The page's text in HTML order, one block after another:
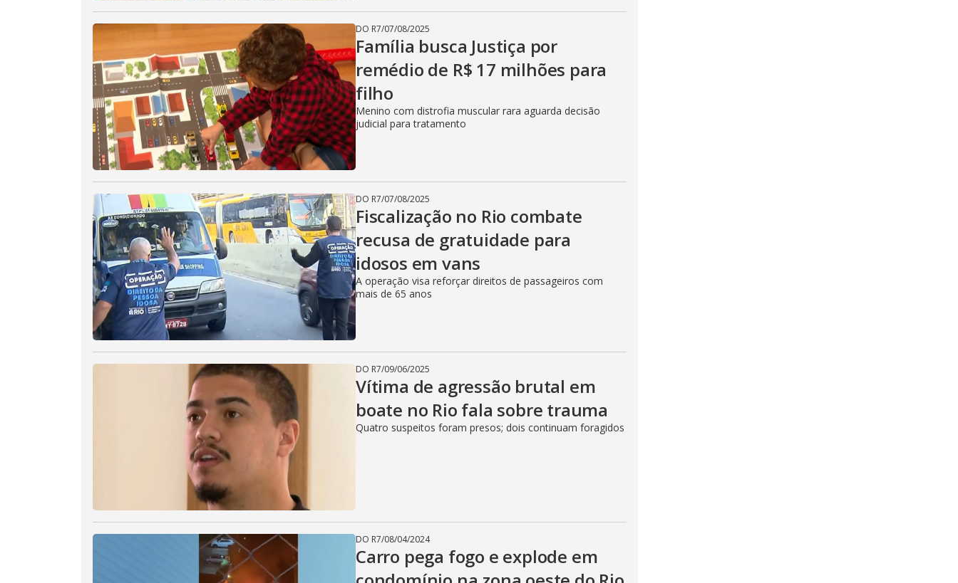
DO R7/07/08/2025
Família busca Justiça por
remédio de R$ 17 milhões para
filho
Menino com distrofia muscular rara aguarda decisão
judicial para tratamento
DO R7/07/08/2025
Fiscalização no Rio combate
recusa de gratuidade para
idosos em vans
A operação visa reforçar direitos de passageiros com
mais de 65 anos
DO R7/09/06/2025
Vítima de agressão brutal em
boate no Rio fala sobre trauma
Quatro suspeitos foram presos; dois continuam foragidos
DO R7/08/04/2024
Carro pega fogo e explode em